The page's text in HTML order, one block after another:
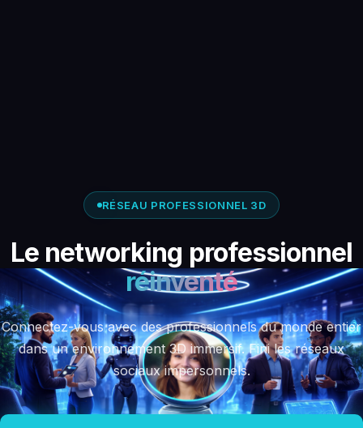
RÉSEAU PROFESSIONNEL 3D
Le networking professionnel
réinventé
Connectez-vous avec des professionnels du monde entier
dans un environnement 3D immersif. Fini les réseaux
sociaux impersonnels.